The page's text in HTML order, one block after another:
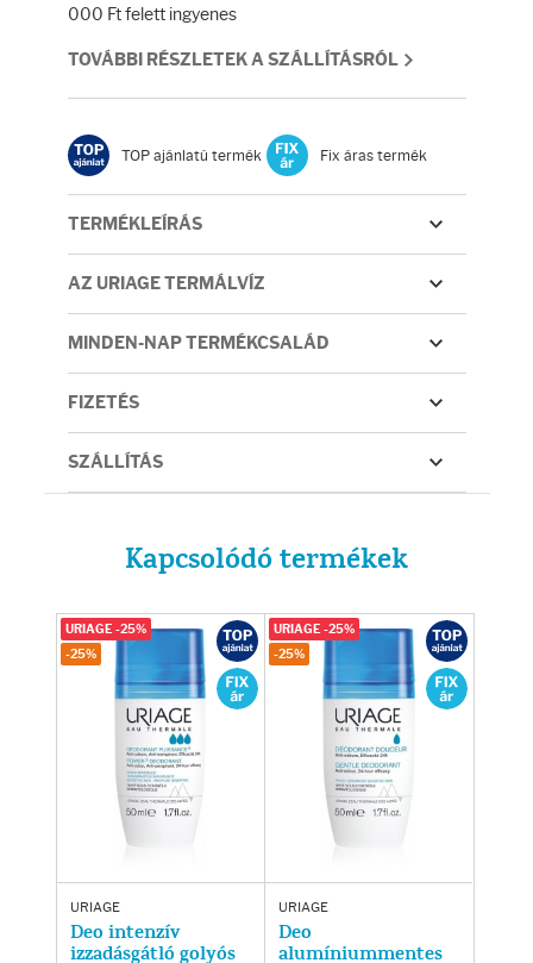
000 Ft felett ingyenes
TOVÁBBI RÉSZLETEK A SZÁLLÍTÁSRÓL
TOP ajánlatú termék Fix áras termék
TERMÉKLEÍRÁS
AZ URIAGE TERMÁLVÍZ
MINDEN-NAP TERMÉKCSALÁD
FIZETÉS
SZÁLLÍTÁS
Kapcsolódó termékek
URIAGE
Deo intenzív
izzadásgátló golyós
URIAGE -25%
-25%
URIAGE
Deo
alumíniummentes
URIAGE -25%
-25%